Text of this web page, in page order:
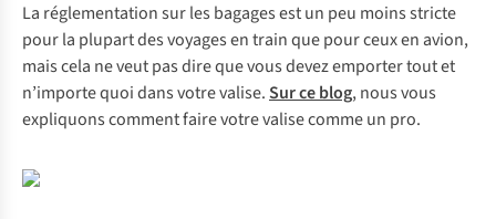
La réglementation sur les bagages est un peu moins stricte
pour la plupart des voyages en train que pour ceux en avion,
mais cela ne veut pas dire que vous devez emporter tout et
n’importe quoi dans votre valise.Sur ce blog, nous vous
expliquons comment faire votre valise comme un pro.